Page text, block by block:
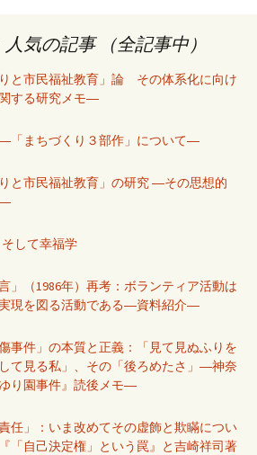
人気の記事 （全記事中）
と市民福祉教育」論 その体系化に向け
する研究メモ―
「まちづくり３部作」について―
と市民福祉教育」の研究 ―その思想的
―
そして幸福学
」（1986年）再考：ボランティア活動は
現を図る活動である―資料紹介―
事件」の本質と正義：「見て見ぬふりを
て見る私」、その「後ろめたさ」―神奈
り園事件』読後メモ―
任」：いま改めてその虚飾と欺瞞につい
「自己決定権」という罠』と吉崎祥司著